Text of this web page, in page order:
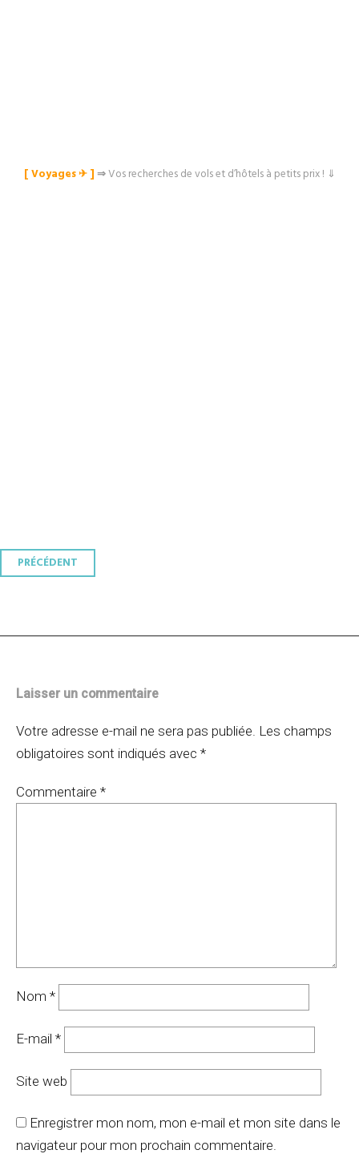
[ Voyages ✈︎ ]⇒Vos recherches de vols et d’hôtels à petits prix ! ⇓
Navigation
PRÉCÉDENT
Laisser un commentaire
Votre adresse e-mail ne sera pas publiée. Les champs
obligatoires sont indiqués avec *
Commentaire *
Nom *
E-mail *
Site web
Enregistrer mon nom, mon e-mail et mon site dans le
navigateur pour mon prochain commentaire.